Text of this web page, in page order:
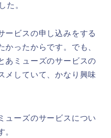
た。
ービスの申し込みをする
ったからです。でも、
あミューズのサービスの
メしていて、かなり興味
ューズのサービスについ
。